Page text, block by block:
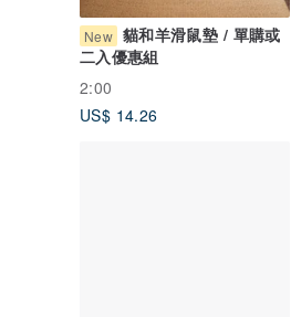
New 貓和羊滑鼠墊 / 單購或
二入優惠組
2:00
US$ 14.26